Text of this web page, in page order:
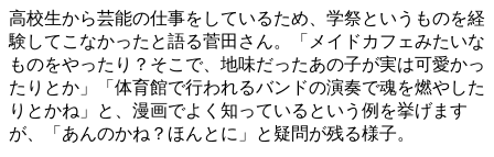
高校生から芸能の仕事をしているため、学祭というものを経
験してこなかったと語る菅田さん。「メイドカフェみたいな
ものをやったり？そこで、地味だったあの子が実は可愛かっ
たりとか」「体育館で行われるバンドの演奏で魂を燃やした
りとかね」と、漫画でよく知っているという例を挙げます
が、「あんのかね？ほんとに」と疑問が残る様子。